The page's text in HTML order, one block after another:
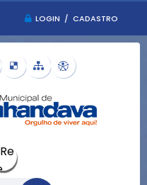
LOGIN / CADASTRO